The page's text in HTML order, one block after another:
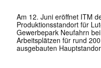
Am 12. Juni eröffnet ITM
Produktionsstandort für
Gewerbepark Neufahrn
Arbeitsplätzen für rund
ausgebauten